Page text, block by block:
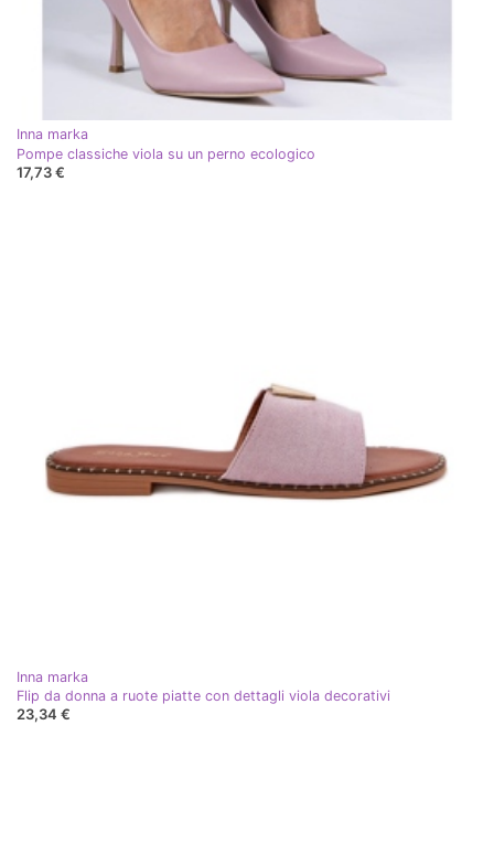
Inna marka
Pompe classiche viola su un perno ecologico
17,73 €
Inna marka
Flip da donna a ruote piatte con dettagli viola decorativi
23,34 €